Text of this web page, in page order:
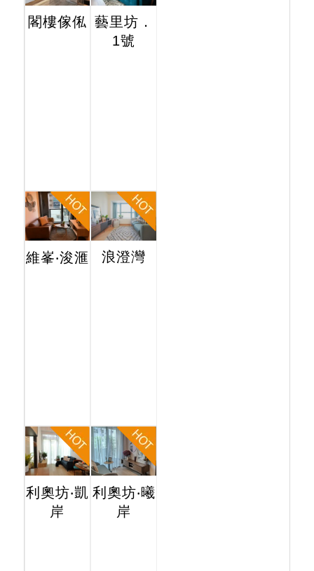
閣樓傢俬 藝里坊．
1號
維峯‧浚滙 浪澄灣
利奧坊‧凱
岸
利奧坊‧曦
岸